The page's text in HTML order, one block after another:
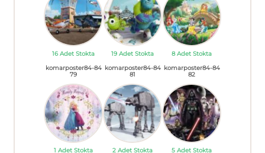
16 Adet Stokta 19 Adet Stokta
8 Adet Stokta
komarposter84-84
79
1 Adet Stokta
komarposter84-84
81
2 Adet Stokta
komarposter84-84
82
5 Adet Stokta